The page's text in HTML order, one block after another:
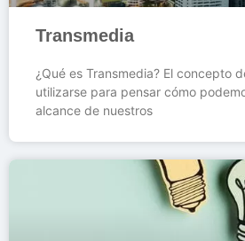
Transmedia
¿Qué es Transmedia? El concepto
utilizarse para pensar cómo
alcance de nuestros